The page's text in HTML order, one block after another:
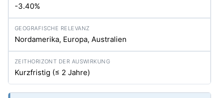
-3.40%
Nordamerika, Europa, Australien
Kurzfristig (≤ 2 Jahre)